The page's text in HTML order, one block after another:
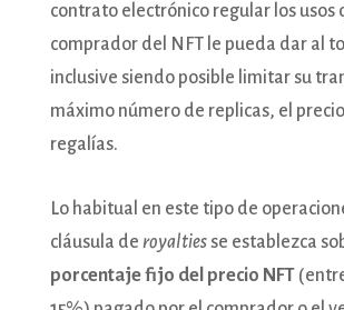
contrato electrónico regular los usos
comprador del NFT le pueda dar al
inclusive siendo posible limitar su
máximo número de replicas, el
regalías.
Lo habitual en este tipo de
cláusula de royalties se establezca
porcentaje fijo del precio NFT(entre